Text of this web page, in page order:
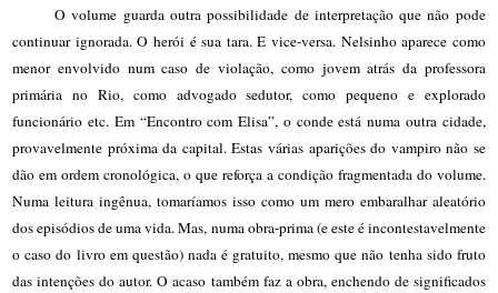
O volume guarda outra possibilidade de interpretação que não pode
continuar ignorada. O herói é sua tara. E vice-versa. Nelsinho aparece como
menor envolvido num caso de violação, como jovem atrás da professora
primária no Rio, como advogado sedutor, como pequeno e explorado
funcionário etc. Em “Encontro com Elisa”, o conde está numa outra cidade,
provavelmente próxima da capital. Estas várias aparições do vampiro não se
dão em ordem cronológica, o que reforça a condição fragmentada do volume.
Numa leitura ingênua, tomaríamos isso como um mero embaralhar aleatório
dos episódios de uma vida. Mas, numa obra-prima (e este é incontestavelmente
o caso do livro em questão) nada é gratuito, mesmo que não tenha sido fruto
das intenções do autor. O acaso também faz a obra, enchendo de significados